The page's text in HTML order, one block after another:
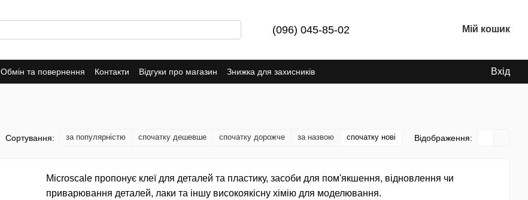
(096) 045-85-02 Мій кошик
Обмін та повернення Контакти Відгуки про магазин Знижка для захисників Вхід
Сортування: за популярністю спочатку дешевше спочатку дорожче за назвою спочатку нові Відображення:
Microscale пропонує клеї для деталей та пластику, засоби для пом'якшення, відновлення чи
приварювання деталей, лаки та іншу високоякісну хімію для моделювання.